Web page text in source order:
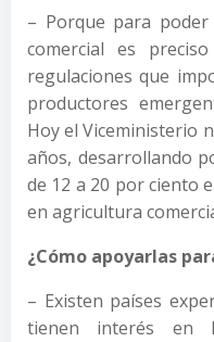
– Porque para
comercial es
regulaciones que
productores
Hoy el Viceministerio
años, desarrollando
de 12 a 20 por ciento
en agricultura
¿Cómo apoyarlas
– Existen países
tienen interés en